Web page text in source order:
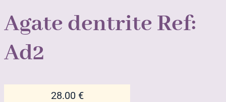
Agate dentrite Ref:
Ad2
28.00 €